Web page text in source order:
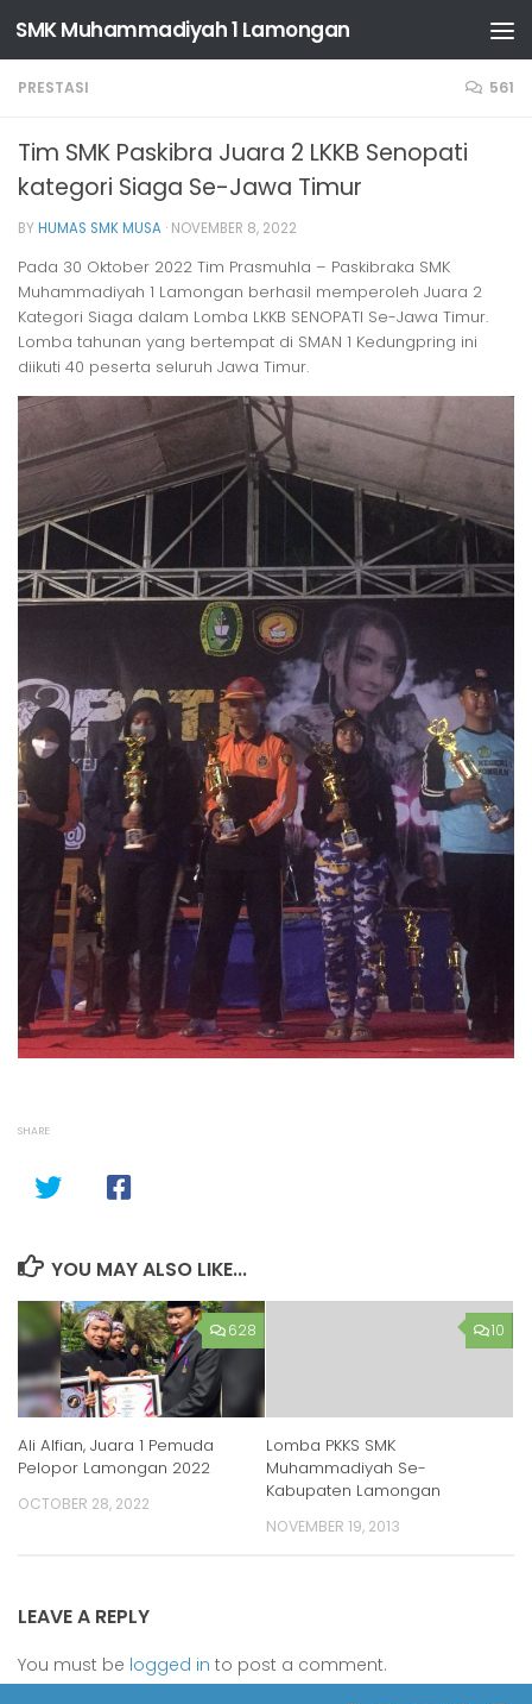
Skip to content
SMK Muhammadiyah 1 Lamongan
PRESTASI 561
Tim SMK Paskibra Juara 2 LKKB Senopati
kategori Siaga Se-Jawa Timur
BYHUMAS SMK MUSA · NOVEMBER 8, 2022
Pada 30 Oktober 2022 Tim Prasmuhla – Paskibraka SMK
Muhammadiyah 1 Lamongan berhasil memperoleh Juara 2
Kategori Siaga dalam Lomba LKKB SENOPATI Se-Jawa Timur.
Lomba tahunan yang bertempat di SMAN 1 Kedungpring ini
diikuti 40 peserta seluruh Jawa Timur.
SHARE
YOU MAY ALSO LIKE...
628
Ali Alfian, Juara 1 Pemuda
Pelopor Lamongan 2022
OCTOBER 28, 2022
10
Lomba PKKS SMK
Muhammadiyah Se-
Kabupaten Lamongan
NOVEMBER 19, 2013
LEAVE A REPLY
You must be logged in to post a comment.